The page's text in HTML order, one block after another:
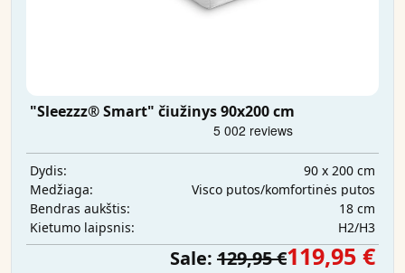
"Sleezzz® Smart" čiužinys 90x200 cm
Dydis:
90 x 200 cm
Medžiaga:
Visco putos/komfortinės putos
Bendras aukštis:
18 cm
Kietumo laipsnis:
H2/H3
Sale: 129,95 €119,95 €